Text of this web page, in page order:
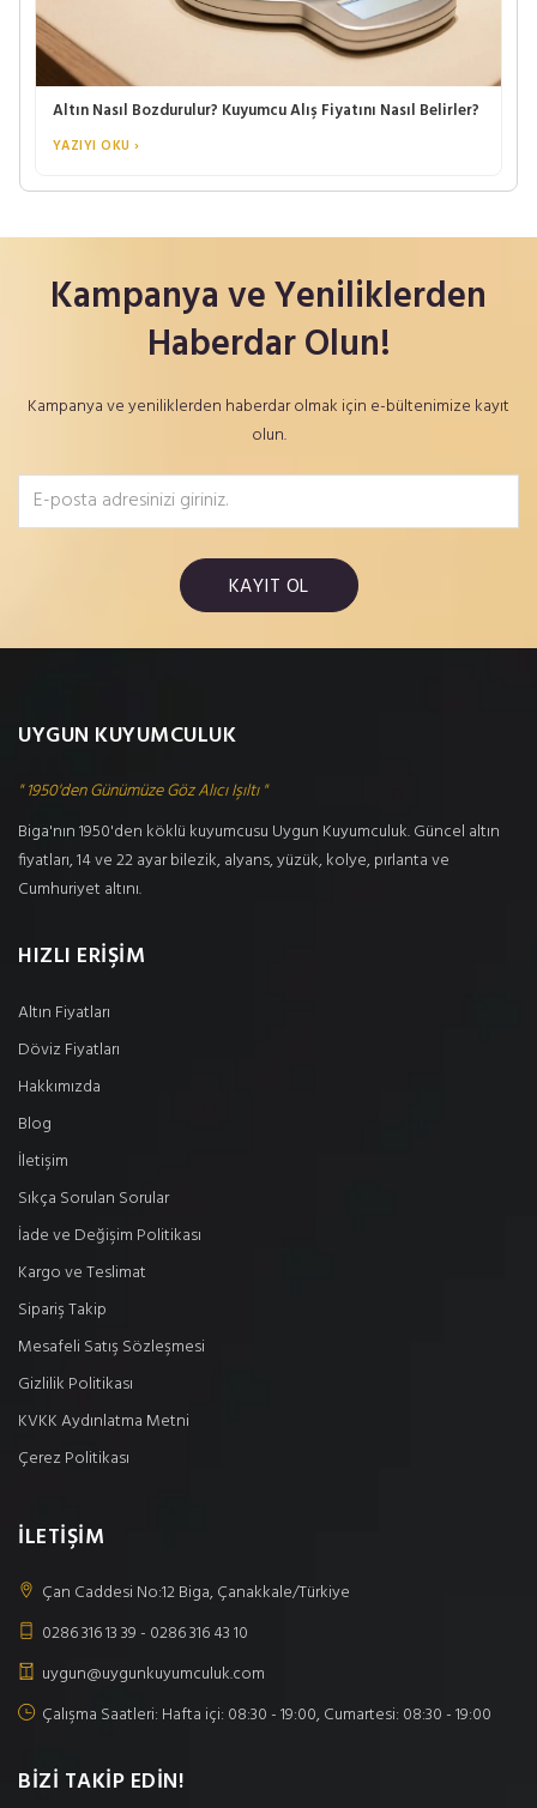
Altın Nasıl Bozdurulur? Kuyumcu Alış Fiyatını Nasıl Belirler?
YAZIYI OKU ›
Kampanya ve Yeniliklerden
Haberdar Olun!
Kampanya ve yeniliklerden haberdar olmak için e-bültenimize kayıt
olun.
KAYIT OL
UYGUN KUYUMCULUK
" 1950'den Günümüze Göz Alıcı Işıltı "
Biga'nın 1950'den köklü kuyumcusu Uygun Kuyumculuk. Güncel altın
fiyatları, 14 ve 22 ayar bilezik, alyans, yüzük, kolye, pırlanta ve
Cumhuriyet altını.
HIZLI ERİŞİM
Altın Fiyatları
Döviz Fiyatları
Hakkımızda
Blog
İletişim
Sıkça Sorulan Sorular
İade ve Değişim Politikası
Kargo ve Teslimat
Sipariş Takip
Mesafeli Satış Sözleşmesi
Gizlilik Politikası
KVKK Aydınlatma Metni
Çerez Politikası
İLETİŞİM
Çan Caddesi No:12 Biga, Çanakkale/Türkiye
0286 316 13 39 - 0286 316 43 10
uygun@uygunkuyumculuk.com
Çalışma Saatleri: Hafta içi: 08:30 - 19:00, Cumartesi: 08:30 - 19:00
BİZİ TAKİP EDİN!